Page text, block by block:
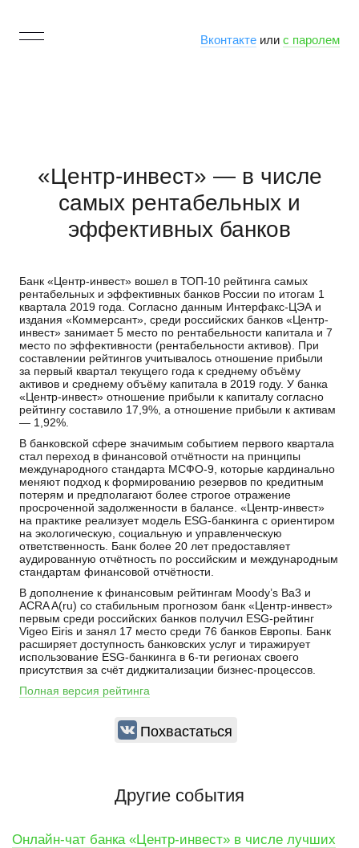
Вконтактеили с паролем
«Центр-инвест» — в числе
самых рентабельных и
эффективных банков
Банк «Центр-инвест» вошел в ТОП-10 рейтинга самых
рентабельных и эффективных банков России по итогам 1
квартала 2019 года. Согласно данным Интерфакс-ЦЭА и
издания «Коммерсант», среди российских банков «Центр-
инвест» занимает 5 место по рентабельности капитала и 7
место по эффективности (рентабельности активов). При
составлении рейтингов учитывалось отношение прибыли
за первый квартал текущего года к среднему объёму
активов и среднему объёму капитала в 2019 году. У банка
«Центр-инвест» отношение прибыли к капиталу согласно
рейтингу составило 17,9%, а отношение прибыли к активам
— 1,92%.
В банковской сфере значимым событием первого квартала
стал переход в финансовой отчётности на принципы
международного стандарта МСФО-9, которые кардинально
меняют подход к формированию резервов по кредитным
потерям и предполагают более строгое отражение
просроченной задолженности в балансе. «Центр-инвест»
на практике реализует модель ESG-банкинга с ориентиром
на экологическую, социальную и управленческую
ответственность. Банк более 20 лет предоставляет
аудированную отчётность по российским и международным
стандартам финансовой отчётности.
В дополнение к финансовым рейтингам Moody’s Ba3 и
ACRA A(ru) со стабильным прогнозом банк «Центр-инвест»
первым среди российских банков получил ESG-рейтинг
Vigeo Eiris и занял 17 место среди 76 банков Европы. Банк
расширяет доступность банковских услуг и тиражирует
использование ESG-банкинга в 6-ти регионах своего
присутствия за счёт диджитализации бизнес-процессов.
Полная версия рейтинга
Похвастаться
Другие события
Онлайн-чат банка «Центр-инвест» в числе лучших